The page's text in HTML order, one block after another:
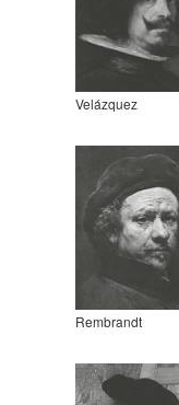
Velázquez
Rembrandt